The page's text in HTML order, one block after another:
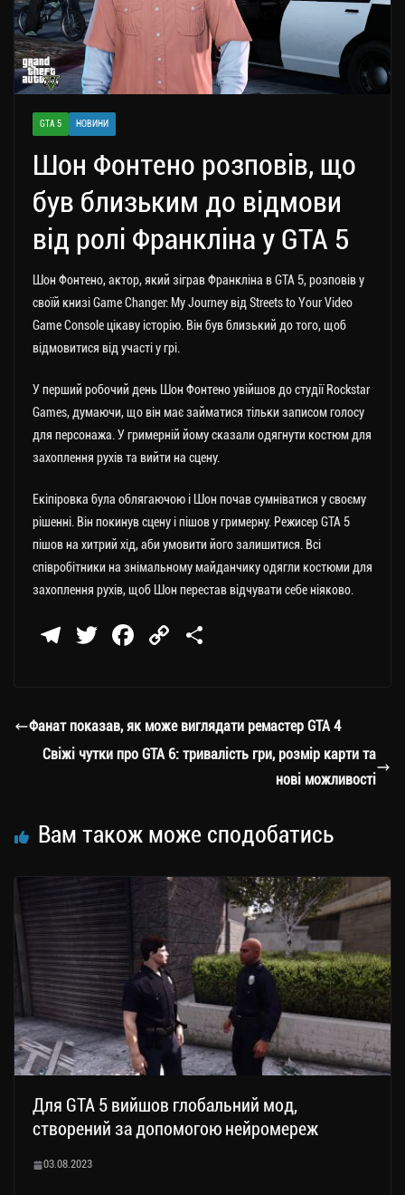
GTA 5 НОВИНИ
Шон Фонтено розповів, що
був близьким до відмови
від ролі Франкліна у GTA 5
Шон Фонтено, актор, який зіграв Франкліна в GTA 5, розповів у
своїй книзі Game Changer: My Journey від Streets to Your Video
Game Console цікаву історію. Він був близький до того, щоб
відмовитися від участі у грі.
У перший робочий день Шон Фонтено увійшов до студії Rockstar
Games, думаючи, що він має займатися тільки записом голосу
для персонажа. У гримерній йому сказали одягнути костюм для
захоплення рухів та вийти на сцену.
Екіпіровка була облягаючою і Шон почав сумніватися у своєму
рішенні. Він покинув сцену і пішов у гримерну. Режисер GTA 5
пішов на хитрий хід, аби умовити його залишитися. Всі
співробітники на знімальному майданчику одягли костюми для
захоплення рухів, щоб Шон перестав відчувати себе ніяково.
Te
a
m
T
er
Fa
ok
C
Li
nk
ли
ти
Фанат показав, як може виглядати ремастер GTA 4
Свіжі чутки про GTA 6: тривалість гри, розмір карти та
нові можливості
Вам також може сподобатись
Для GTA 5 вийшов глобальний мод,
створений за допомогою нейромереж
03.08.2023